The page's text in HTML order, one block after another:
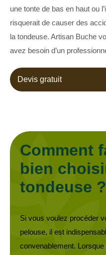
une tonte de bas en haut ou
risquerait de causer des
la tondeuse. Artisan Buche
avez besoin d’un
Devis gratuit
Comment
bien
tondeuse ?
Si vous voulez procéder
pelouse, il est
convenablement.